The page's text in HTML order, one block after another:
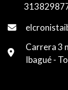
Carrera 3
Ibagué -